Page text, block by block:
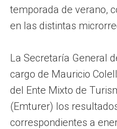
temporada de verano,
en las distintas
La Secretaría General
cargo de Mauricio
del Ente Mixto de
(Emturer) los
correspondientes a